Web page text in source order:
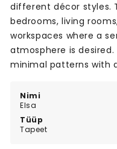
Nimi
Elsa
Tüüp
Tapeet
different décor styles.
bedrooms, living
workspaces where a
atmosphere is
minimal patterns with